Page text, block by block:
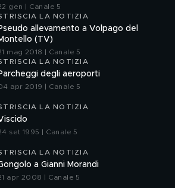
Mazza
gen | Canale 5
LA NOTIZIA
allevamento a Volpago del
(TV)
mag 2018 | Canale 5
LA NOTIZIA
degli aeroporti
apr 2019 | Canale 5
LA NOTIZIA
set 1995 | Canale 5
LA NOTIZIA
a Gianni Morandi
apr 2008 | Canale 5